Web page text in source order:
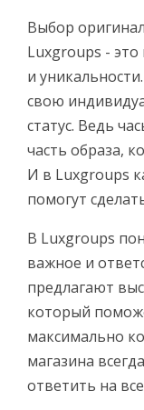
Выбор
Luxgroups - это
и
свою
статус. Ведь
часть образа,
И в Luxgroups
помогут
В Luxgroups
важное и
предлагают
который
максимально
магазина
ответить на